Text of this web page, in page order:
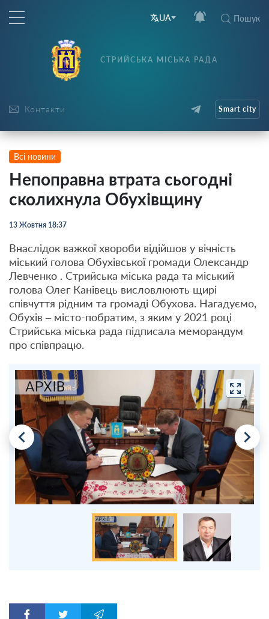
UA Пошук
Контакти
СТРИЙСЬКА МІСЬКА РАДА
Smart city
Всі новини
Непоправна втрата сьогодні
сколихнула Обухівщину
13 Жовтня 18:37
Внаслідок важкої хвороби відійшов у вічність
міський голова Обухівської громади Олександр
Левченко . Стрийська міська рада та міський
голова Олег Канівець висловлюють щирі
співчуття рідним та громаді Обухова. Нагадуємо,
Обухів – місто-побратим, з яким у 2021 році
Стрийська міська рада підписала меморандум
про співпрацю.